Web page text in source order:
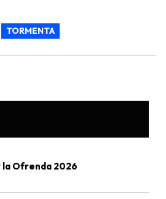
TORMENTA
la Ofrenda 2026